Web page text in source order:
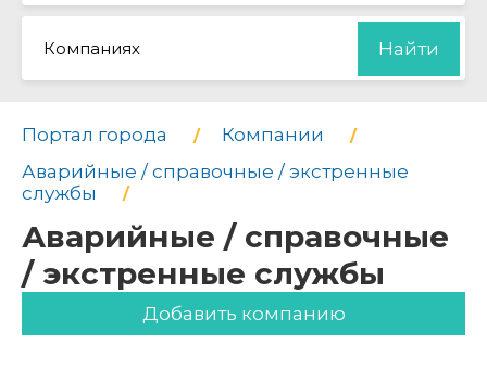
Компаниях Найти
Портал города
Компании
Аварийные / справочные / экстренные
службы
Аварийные / справочные
/ экстренные службы
Добавить компанию